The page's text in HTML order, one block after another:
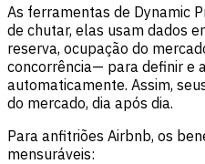
As ferramentas de Dynamic
de chutar, elas usam dados
reserva, ocupação do
concorrência— para definir e
automaticamente. Assim,
do mercado, dia após dia.
Para anfitriões Airbnb, os
mensuráveis: